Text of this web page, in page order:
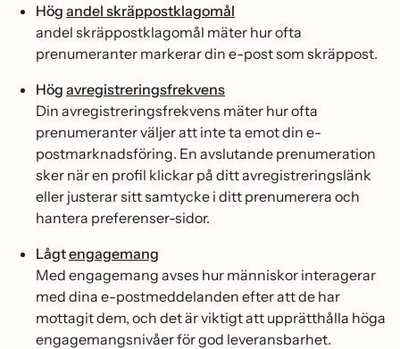
Hög andel skräppostklagomål
andel skräppostklagomål mäter hur ofta
prenumeranter markerar din e-post som skräppost.
Hög avregistreringsfrekvens
Din avregistreringsfrekvens mäter hur ofta
prenumeranter väljer att inte ta emot din e-
postmarknadsföring. En avslutande prenumeration
sker när en profil klickar på ditt avregistreringslänk
eller justerar sitt samtycke i ditt prenumerera och
hantera preferenser-sidor.
Lågtengagemang
Med engagemang avses hur människor interagerar
med dina e-postmeddelanden efter att de har
mottagit dem, och det är viktigt att upprätthålla höga
engagemangsnivåer för god leveransbarhet.